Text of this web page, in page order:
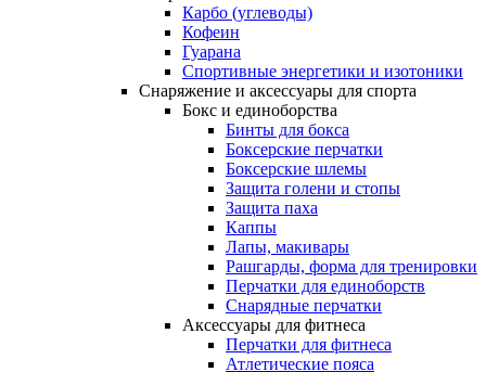
Карбо (углеводы)
Кофеин
Гуарана
Спортивные энергетики и изотоники
Снаряжение и аксессуары для спорта
Бокс и единоборства
Бинты для бокса
Боксерские перчатки
Боксерские шлемы
Защита голени и стопы
Защита паха
Каппы
Лапы, макивары
Рашгарды, форма для тренировки
Перчатки для единоборств
Снарядные перчатки
Аксессуары для фитнеса
Перчатки для фитнеса
Атлетические пояса